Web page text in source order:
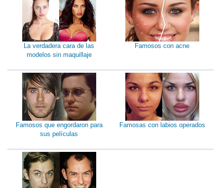
La verdadera cara de las
modelos sin maquillaje
Famosos con acne
Famosos que engordaron para
sus películas
Famosas con labios operados